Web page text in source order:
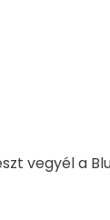
vegyél a